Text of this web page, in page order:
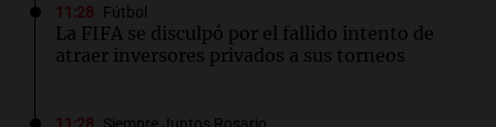
11:28 Fútbol
La FIFA se disculpó por el fallido intento de
atraer inversores privados a sus torneos